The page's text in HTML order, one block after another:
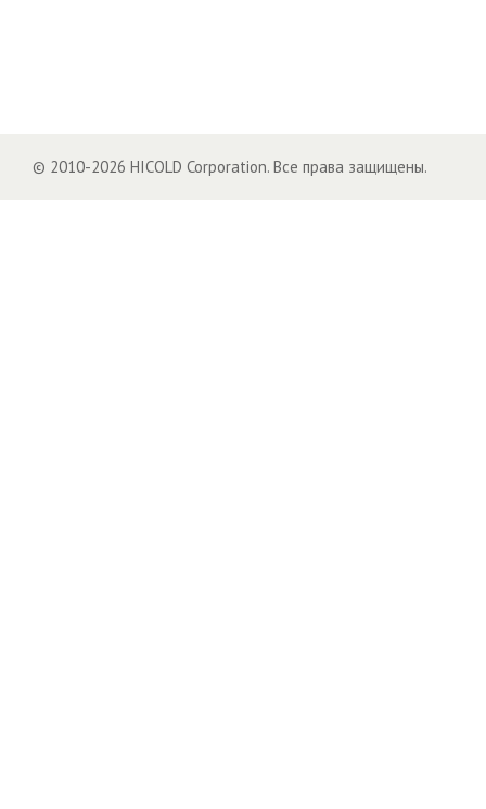
© 2010-2026 HICOLD Corporation. Все права защищены.